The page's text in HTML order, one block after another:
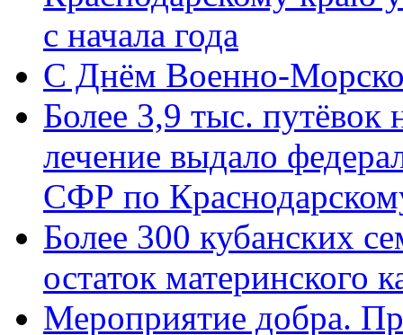
с начала года
C Днём Военно-
Более 3,9 тыс. путёвок
лечение выдало
СФР по
Более 300 кубанских
остаток материнского
Мероприятие добра.